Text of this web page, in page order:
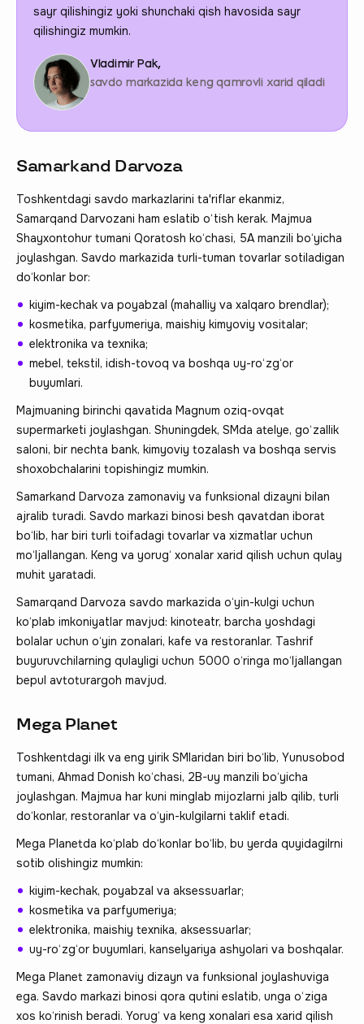
sayr qilishingiz yoki shunchaki qish havosida sayr
qilishingiz mumkin.
Vladimir Pak,
savdo markazida keng qamrovli xarid qiladi
Samarkand Darvoza
Toshkentdagi savdo markazlarini ta'riflar ekanmiz,
Samarqand Darvozani ham eslatib o‘tish kerak. Majmua
Shayxontohur tumani Qoratosh ko‘chasi, 5A manzili bo‘yicha
joylashgan. Savdo markazida turli-tuman tovarlar sotiladigan
do‘konlar bor:
kiyim-kechak va poyabzal (mahalliy va xalqaro brendlar);
kosmetika, parfyumeriya, maishiy kimyoviy vositalar;
elektronika va texnika;
mebel, tekstil, idish-tovoq va boshqa uy-ro‘zg‘or
buyumlari.
Majmuaning birinchi qavatida Magnum oziq-ovqat
supermarketi joylashgan. Shuningdek, SMda atelye, go‘zallik
saloni, bir nechta bank, kimyoviy tozalash va boshqa servis
shoxobchalarini topishingiz mumkin.
Samarkand Darvoza zamonaviy va funksional dizayni bilan
ajralib turadi. Savdo markazi binosi besh qavatdan iborat
bo‘lib, har biri turli toifadagi tovarlar va xizmatlar uchun
mo‘ljallangan. Keng va yorug‘ xonalar xarid qilish uchun qulay
muhit yaratadi.
Samarqand Darvoza savdo markazida o‘yin-kulgi uchun
ko‘plab imkoniyatlar mavjud: kinoteatr, barcha yoshdagi
bolalar uchun o‘yin zonalari, kafe va restoranlar. Tashrif
buyuruvchilarning qulayligi uchun 5000 o‘ringa mo‘ljallangan
bepul avtoturargoh mavjud.
Mega Planet
Toshkentdagi ilk va eng yirik SMlaridan biri bo‘lib, Yunusobod
tumani, Ahmad Donish ko‘chasi, 2B-uy manzili bo‘yicha
joylashgan. Majmua har kuni minglab mijozlarni jalb qilib, turli
do‘konlar, restoranlar va o‘yin-kulgilarni taklif etadi.
Mega Planetda ko‘plab do‘konlar bo‘lib, bu yerda quyidagilrni
sotib olishingiz mumkin:
kiyim-kechak, poyabzal va aksessuarlar;
kosmetika va parfyumeriya;
elektronika, maishiy texnika, aksessuarlar;
uy-ro‘zg‘or buyumlari, kanselyariya ashyolari va boshqalar.
Mega Planet zamonaviy dizayn va funksional joylashuviga
ega. Savdo markazi binosi qora qutini eslatib, unga o‘ziga
xos ko‘rinish beradi. Yorug‘ va keng xonalari esa xarid qilish